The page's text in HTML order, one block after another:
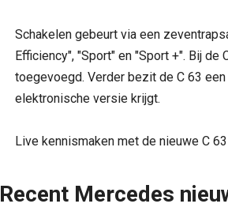
Schakelen gebeurt via een
Efficiency", "Sport" en "Sport +". Bij de
toegevoegd. Verder bezit de C 63
elektronische versie krijgt.
Live kennismaken met de nieuwe C
Recent Mercedes